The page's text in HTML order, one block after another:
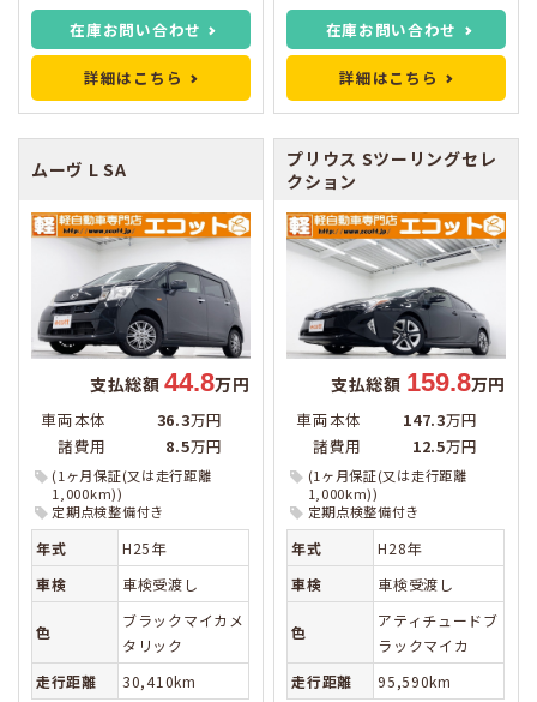
在庫お問い合わせ
詳細はこちら
在庫お問い合わせ
詳細はこちら
ムーヴ L SA
支払総額44.8万円
車両本体 36.3万円
諸費用
8.5万円
(1ヶ月保証(又は走行距離
1,000km))
定期点検整備付き
年式
H25年
車検
車検受渡し
色
ブラックマイカメ
タリック
走行距離
30,410km
プリウス Sツーリングセレ
クション
支払総額 159.8万円
車両本体 147.3万円
諸費用
12.5万円
(1ヶ月保証(又は走行距離
1,000km))
定期点検整備付き
年式
H28年
車検
車検受渡し
色
アティチュードブ
ラックマイカ
走行距離
95,590km